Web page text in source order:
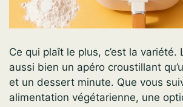
Ce qui plaît le plus, c’est la variété.
aussi bien un apéro croustillant
et un dessert minute. Que vous
alimentation végétarienne, une